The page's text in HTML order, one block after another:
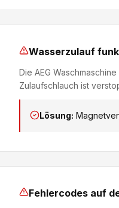
Wasserzulauf
Die AEG
Zulaufschlauch ist
Lösung:
Fehlercodes auf